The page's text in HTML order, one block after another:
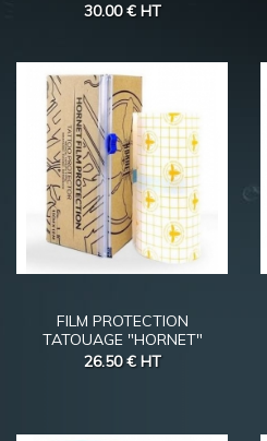
30.00 € HT
FILM PROTECTION
TATOUAGE "HORNET"
26.50 € HT